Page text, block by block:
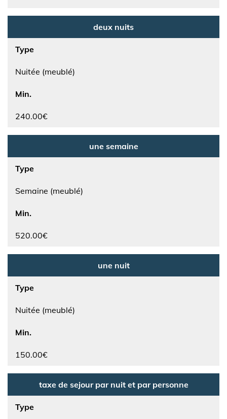
deux nuits
Type
Nuitée (meublé)
Min.
240.00€
une semaine
Type
Semaine (meublé)
Min.
520.00€
une nuit
Type
Nuitée (meublé)
Min.
150.00€
taxe de sejour par nuit et par personne
Type